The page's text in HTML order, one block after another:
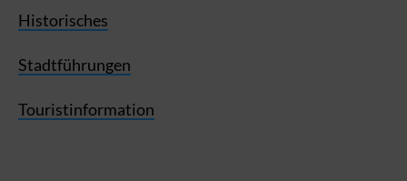
Historisches
Stadtführungen
Touristinformation